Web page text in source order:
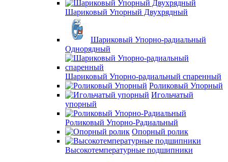
Шариковый Упорный Двухрядный
Шариковый Упорно-радиальный
Однорядный
Шариковый Упорно-радиальный спаренный
Роликовый Упорный
Игольчатый
упорный
Роликовый Упорно-Радиальный
Опорный ролик
Высокотемпературные подшипники